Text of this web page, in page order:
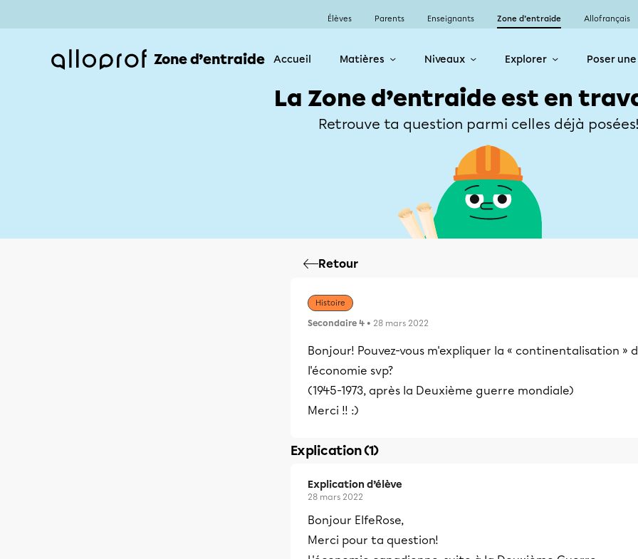
Élèves Parents Enseignants Zone d’entraide Allofrançais
Zone d’entraide Accueil Matières Niveaux Explorer Poser
La Zone d’entraide est en
Retrouve ta question parmi celles déjà
Retour
Histoire
Secondaire 4 • 28 mars 2022
Bonjour! Pouvez-vous m'expliquer la « continentalisation »
l'économie svp?
(1945-1973, après la Deuxième guerre mondiale)
Merci !! :)
Explication (1)
Explication d’élève
28 mars 2022
Bonjour ElfeRose,
Merci pour ta question!